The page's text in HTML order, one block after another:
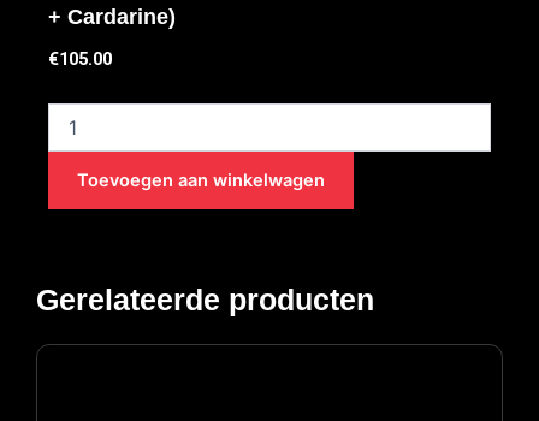
+ Cardarine)
€105.00
Stack
Vetverbrander
(Ostarine
Toevoegen aan winkelwagen
Gerelateerde producten